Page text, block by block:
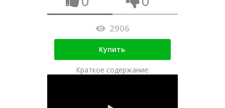
2906
Купить
Краткое содержание: